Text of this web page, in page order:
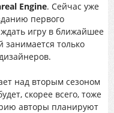
Engine. Сейчас уже
первого
игру в ближайшее
занимается только
над вторым сезоном
скорее всего, тоже
авторы планируют